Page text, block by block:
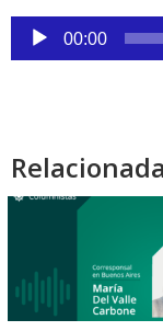
Reproductor
de
00:00